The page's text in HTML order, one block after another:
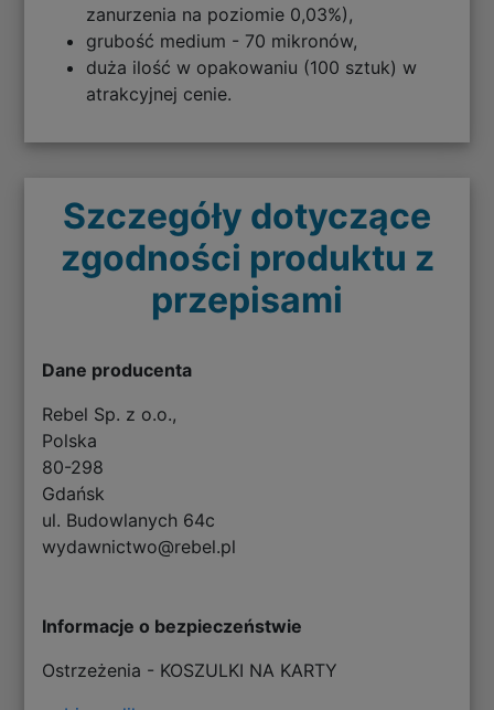
zanurzenia na poziomie 0,03%),
grubość medium - 70 mikronów,
duża ilość w opakowaniu (100 sztuk) w
atrakcyjnej cenie.
Szczegóły dotyczące
zgodności produktu z
przepisami
Dane producenta
Rebel Sp. z o.o.,
Polska
80-298
Gdańsk
ul. Budowlanych 64c
wydawnictwo@rebel.pl
Informacje o bezpieczeństwie
Ostrzeżenia - KOSZULKI NA KARTY